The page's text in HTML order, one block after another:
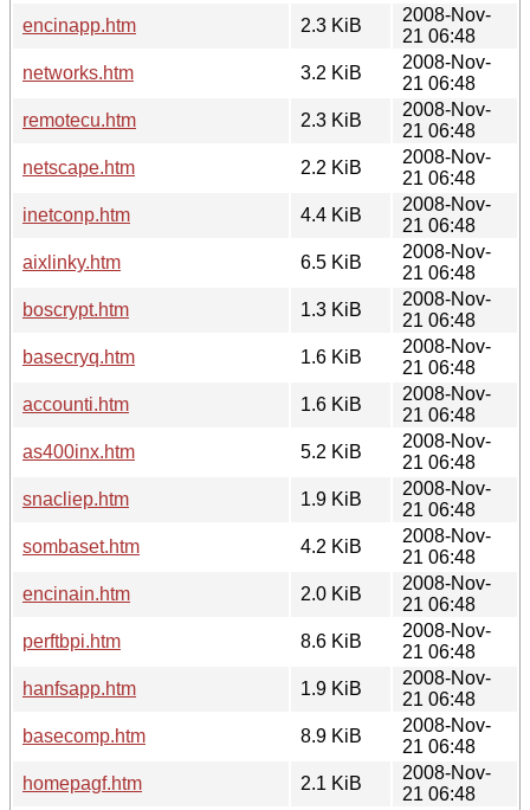
encinapp.htm
2.3 KiB
2008-Nov-
21 06:48
networks.htm
3.2 KiB
2008-Nov-
21 06:48
remotecu.htm
2.3 KiB
2008-Nov-
21 06:48
netscape.htm
2.2 KiB
2008-Nov-
21 06:48
inetconp.htm
4.4 KiB
2008-Nov-
21 06:48
aixlinky.htm
6.5 KiB
2008-Nov-
21 06:48
boscrypt.htm
1.3 KiB
2008-Nov-
21 06:48
basecryq.htm
1.6 KiB
2008-Nov-
21 06:48
accounti.htm
1.6 KiB
2008-Nov-
21 06:48
as400inx.htm
5.2 KiB
2008-Nov-
21 06:48
snacliep.htm
1.9 KiB
2008-Nov-
21 06:48
sombaset.htm
4.2 KiB
2008-Nov-
21 06:48
encinain.htm
2.0 KiB
2008-Nov-
21 06:48
perftbpi.htm
8.6 KiB
2008-Nov-
21 06:48
hanfsapp.htm
1.9 KiB
2008-Nov-
21 06:48
basecomp.htm
8.9 KiB
2008-Nov-
21 06:48
homepagf.htm
2.1 KiB
2008-Nov-
21 06:48